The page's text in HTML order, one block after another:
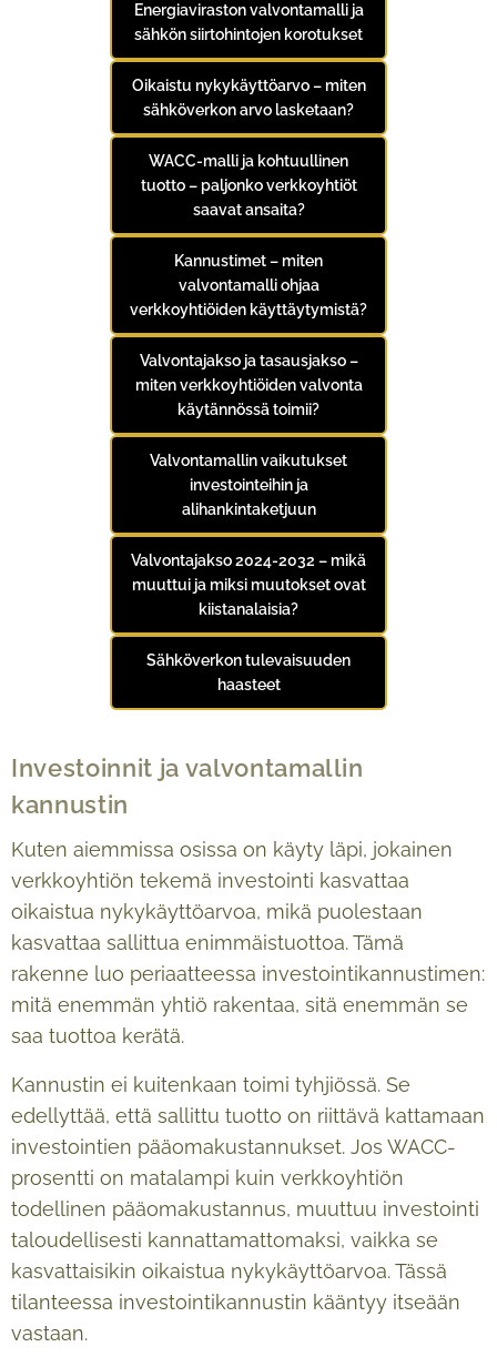
Energiaviraston valvontamalli ja
sähkön siirtohintojen korotukset
Oikaistu nykykäyttöarvo – miten
sähköverkon arvo lasketaan?
WACC-malli ja kohtuullinen
tuotto – paljonko verkkoyhtiöt
saavat ansaita?
Kannustimet – miten
valvontamalli ohjaa
verkkoyhtiöiden käyttäytymistä?
Valvontajakso ja tasausjakso –
miten verkkoyhtiöiden valvonta
käytännössä toimii?
Valvontamallin vaikutukset
investointeihin ja
alihankintaketjuun
Valvontajakso 2024-2032 – mikä
muuttui ja miksi muutokset ovat
kiistanalaisia?
Sähköverkon tulevaisuuden
haasteet
Investoinnit ja valvontamallin
kannustin
Kuten aiemmissa osissa on käyty läpi, jokainen
verkkoyhtiön tekemä investointi kasvattaa
oikaistua nykykäyttöarvoa, mikä puolestaan
kasvattaa sallittua enimmäistuottoa. Tämä
rakenne luo periaatteessa investointikannustimen:
mitä enemmän yhtiö rakentaa, sitä enemmän se
saa tuottoa kerätä.
Kannustin ei kuitenkaan toimi tyhjiössä. Se
edellyttää, että sallittu tuotto on riittävä kattamaan
investointien pääomakustannukset. Jos WACC-
prosentti on matalampi kuin verkkoyhtiön
todellinen pääomakustannus, muuttuu investointi
taloudellisesti kannattamattomaksi, vaikka se
kasvattaisikin oikaistua nykykäyttöarvoa. Tässä
tilanteessa investointikannustin kääntyy itseään
vastaan.